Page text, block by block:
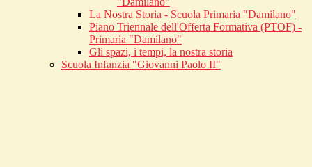
La Nostra Storia - Scuola Primaria "Damilano"
Piano Triennale dell'Offerta Formativa (PTOF) -
Primaria "Damilano"
Gli spazi, i tempi, la nostra storia
Scuola Infanzia "Giovanni Paolo II"